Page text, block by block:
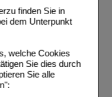
finden Sie in
dem Unterpunkt
welche Cookies
Sie dies durch
Sie alle